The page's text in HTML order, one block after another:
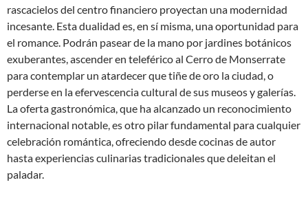
rascacielos del centro financiero proyectan una modernidad
incesante. Esta dualidad es, en sí misma, una oportunidad para
el romance. Podrán pasear de la mano por jardines botánicos
exuberantes, ascender en teleférico al Cerro de Monserrate
para contemplar un atardecer que tiñe de oro la ciudad, o
perderse en la efervescencia cultural de sus museos y galerías.
La oferta gastronómica, que ha alcanzado un reconocimiento
internacional notable, es otro pilar fundamental para cualquier
celebración romántica, ofreciendo desde cocinas de autor
hasta experiencias culinarias tradicionales que deleitan el
paladar.